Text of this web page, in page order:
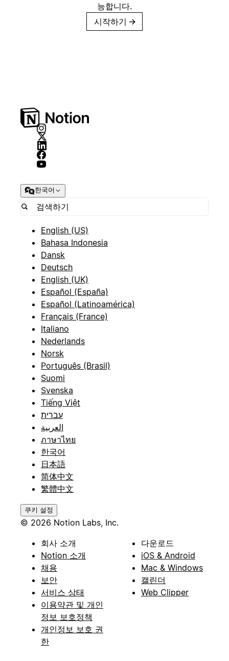
능합니다.
시작하기 →
한국어
English (US)
Bahasa Indonesia
Dansk
Deutsch
English (UK)
Español (España)
Español (Latinoamérica)
Français (France)
Italiano
Nederlands
Norsk
Português (Brasil)
Suomi
Svenska
Tiếng Việt
עברית
العربية
ภาษาไทย
한국어
日本語
简体中文
繁體中文
쿠키 설정
© 2026 Notion Labs, Inc.
회사 소개
Notion 소개
채용
보안
서비스 상태
이용약관 및 개인
정보 보호정책
개인정보 보호 권
한
다운로드
iOS & Android
Mac & Windows
캘린더
Web Clipper